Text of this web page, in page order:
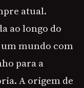
atual.
ao longo do
mundo com
para a
A origem de